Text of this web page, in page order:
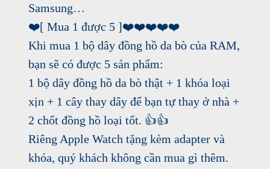
Samsung…
❤️[ Mua 1 được 5 ]❤️❤️❤️❤️❤️
Khi mua 1 bộ dây đồng hồ da bò của RAM,
bạn sẽ có được 5 sản phẩm:
1 bộ dây đồng hồ da bò thật + 1 khóa loại
xịn + 1 cây thay dây để bạn tự thay ở nhà +
2 chốt đồng hồ loại tốt. 👍👍
Riêng Apple Watch tặng kèm adapter và
khóa, quý khách không cần mua gì thêm.